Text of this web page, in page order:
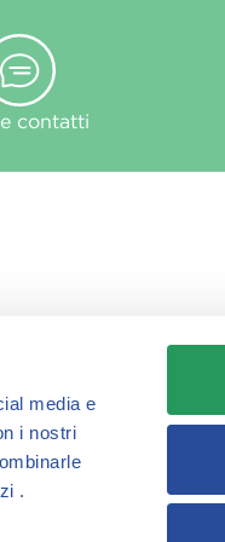
media e
i nostri
.
contatti